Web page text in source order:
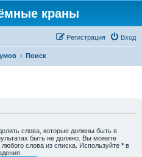
краны
Вход
Регистрация
Поиск
слова, которые должны быть в
быть не должно. Вы можете
любого слова из списка. Используйте * в